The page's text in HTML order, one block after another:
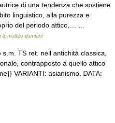
di una tendenza che sostiene
linguistico, alla purezza e
del periodo attico,… …
& matteo damiani
s.m. TS ret. nell antichità classica,
contrapposto a quello attico
VARIANTI: asianismo. DATA: